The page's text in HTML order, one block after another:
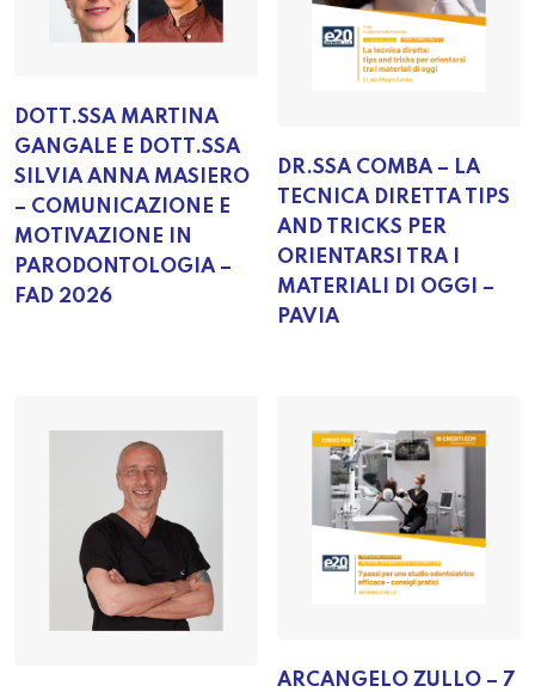
DOTT.SSA MARTINA
GANGALE E DOTT.SSA
SILVIA ANNA MASIERO
– COMUNICAZIONE E
MOTIVAZIONE IN
PARODONTOLOGIA –
FAD 2026
DR.SSA COMBA – LA
TECNICA DIRETTA TIPS
AND TRICKS PER
ORIENTARSI TRA I
MATERIALI DI OGGI –
PAVIA
ARCANGELO ZULLO – 7